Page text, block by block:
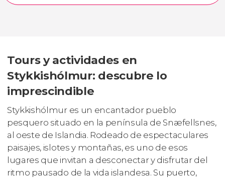
Tours y actividades en
Stykkishólmur: descubre lo
imprescindible
Stykkishólmur es un encantador pueblo
pesquero situado en la península de Snæfellsnes,
al oeste de Islandia. Rodeado de espectaculares
paisajes, islotes y montañas, es uno de esos
lugares que invitan a desconectar y disfrutar del
ritmo pausado de la vida islandesa. Su puerto,